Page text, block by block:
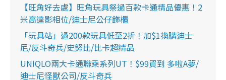
【旺角好去處】旺角玩具祭過百款卡通精品優惠！2
米高達影相位/迪士尼公仔飾櫃
「玩具站」過200款玩具低至2折！加$1換購迪士
尼/反斗奇兵/史努比/比卡超精品
UNIQLO兩大卡通聯乘系列UT！$99買到 多啦A夢/
迪士尼怪獸公司/反斗奇兵